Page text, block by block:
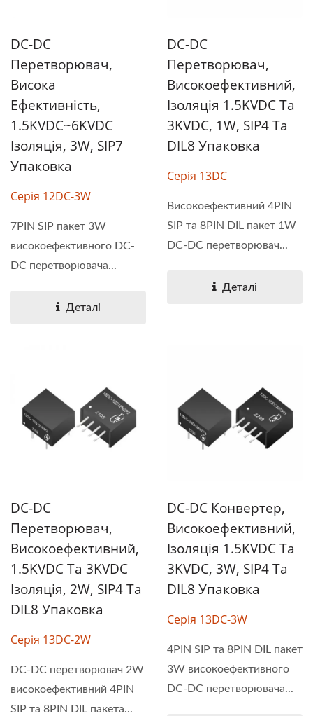
DC-DC
Перетворювач,
Висока
Ефективність,
1.5KVDC~6KVDC
Ізоляція, 3W, SIP7
Упаковка
Серія 12DC-3W
7PIN SIP пакет 3W
високоефективного DC-
DC перетворювача...
Деталі
DC-DC
Перетворювач,
Високоефективний,
Ізоляція 1.5KVDC Та
3KVDC, 1W, SIP4 Та
DIL8 Упаковка
Серія 13DC
Високоефективний 4PIN
SIP та 8PIN DIL пакет 1W
DC-DC перетворювач...
Деталі
DC-DC
Перетворювач,
Високоефективний,
1.5KVDC Та 3KVDC
Ізоляція, 2W, SIP4 Та
DIL8 Упаковка
Серія 13DC-2W
DC-DC перетворювач 2W
високоефективний 4PIN
SIP та 8PIN DIL пакета...
DC-DC Конвертер,
Високоефективний,
Ізоляція 1.5KVDC Та
3KVDC, 3W, SIP4 Та
DIL8 Упаковка
Серія 13DC-3W
4PIN SIP та 8PIN DIL пакет
3W високоефективного
DC-DC перетворювача...